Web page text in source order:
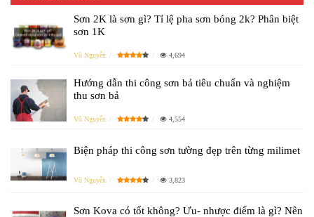
Sơn 2K là sơn gì? Tỉ lệ pha sơn bóng 2k? Phân biệt
sơn 1K
Vũ Nguyễn 4,694
Hướng dẫn thi công sơn bả tiêu chuẩn và nghiệm
thu sơn bả
Vũ Nguyễn 4,554
Biện pháp thi công sơn tường đẹp trên từng milimet
Vũ Nguyễn 3,823
Sơn Kova có tốt không? Ưu- nhược điểm là gì? Nên